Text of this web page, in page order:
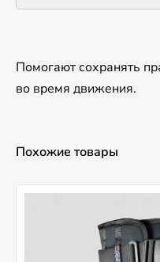
Помогают сохранять
во время движения.
Похожие товары